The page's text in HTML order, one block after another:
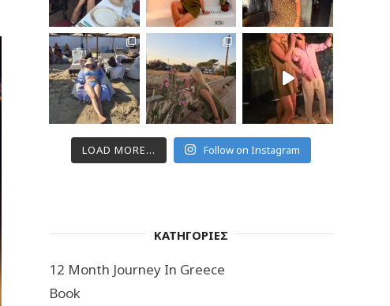
LOAD MORE... Follow on Instagram
ΚΑΤΗΓΟΡΙΕΣ
12 Month Journey In Greece
Book